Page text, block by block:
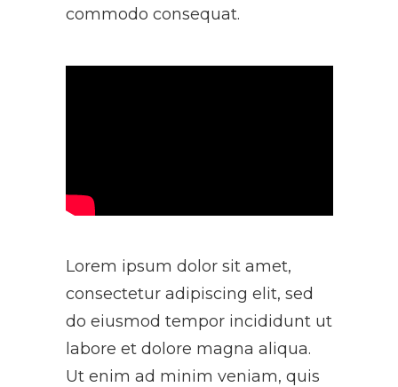
commodo consequat.
Lorem ipsum dolor sit amet,
consectetur adipiscing elit, sed
do eiusmod tempor incididunt ut
labore et dolore magna aliqua.
Ut enim ad minim veniam, quis